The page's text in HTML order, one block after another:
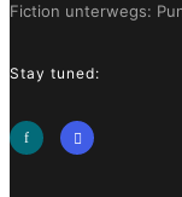
Fiction unterwegs:
Stay tuned: